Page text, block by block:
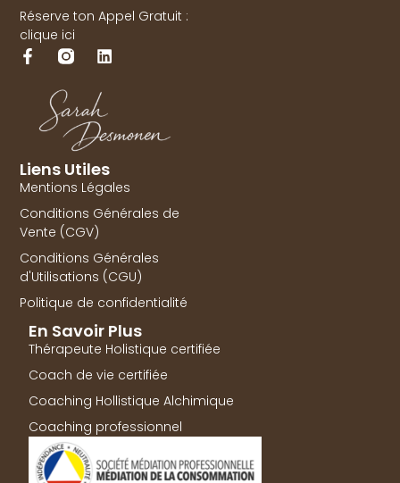
Réserve ton Appel Gratuit :
clique ici
Liens Utiles
Mentions Légales
Conditions Générales de
Vente (CGV)
Conditions Générales
d'Utilisations (CGU)
Politique de confidentialité
En Savoir Plus
Thérapeute Holistique certifiée
Coach de vie certifiée
Coaching Hollistique Alchimique
Coaching professionnel